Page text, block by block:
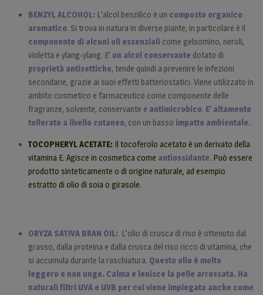
BENZYL ALCOHOL: L’alcol benzilico è un composto organico
aromatico. Si trova in natura in diverse piante, in particolare è il
componente di alcuni oli essenziali come gelsomino, neroli,
violetta e ylang-ylang. E’ un alcol conservante dotato di
proprietà antisettiche, tende quindi a prevenire le infezioni
secondarie, grazie ai suoi effetti batteriostatici. Viene utilizzato in
ambito cosmetico e farmaceutico come componente delle
fragranze, solvente, conservante e antimicrobico. E’ altamente
tollerato a livello cutaneo, con un basso impatto ambientale.
TOCOPHERYL ACETATE: Il tocoferolo acetato è un derivato della
vitamina E. Agisce in cosmetica come antiossidante. Può essere
prodotto sinteticamente o di origine naturale, ad esempio
estratto di olio di soia o girasole.
ORYZA SATIVA BRAN OIL: L’olio di crusca di riso è ottenuto dal
grasso, dalla proteina e dalla crusca del riso ricco di vitamina, che
si accumula durante la raschiatura. Questo olio è molto
leggero e non unge. Calma e lenisce la pelle arrossata. Ha
naturali filtri UVA e UVB per cui viene impiegato anche come